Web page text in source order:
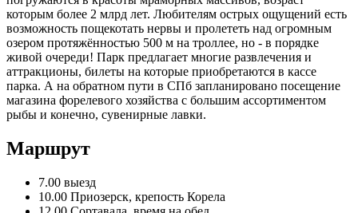
которым более 2 млрд лет. Любителям острых ощущений есть
возможность пощекотать нервы и пролететь над огромным
озером протяжённостью 500 м на троллее, но - в порядке
живой очереди! Парк предлагает многие развлечения и
аттракционы, билеты на которые приобретаются в кассе
парка. А на обратном пути в СПб запланировано посещение
магазина форелевого хозяйства с большим ассортиментом
рыбы и конечно, сувенирные лавки.
Маршрут
7.00 выезд
10.00 Приозерск, крепость Корела